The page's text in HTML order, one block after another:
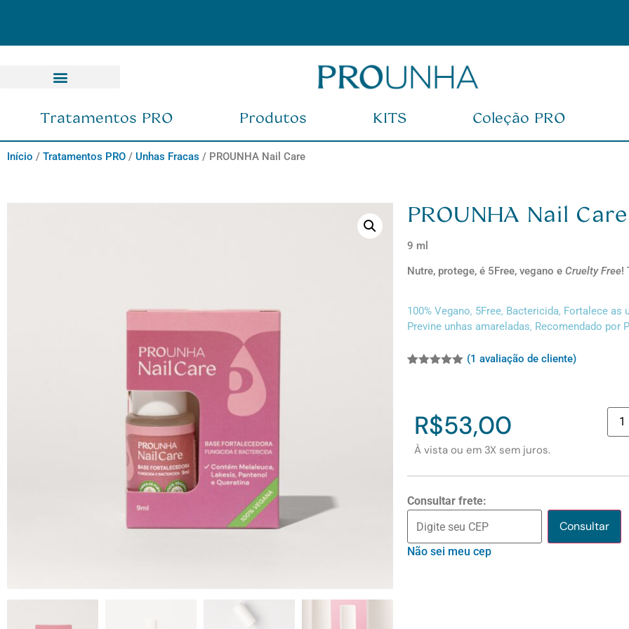
FRETE GRÁTIS nas compras acima de R$ 150,00
Tratamentos PRO Produtos KITS Coleção PRO
Início / Tratamentos PRO / Unhas Fracas / PROUNHA Nail Care
PROUNHA Nail Care
9 ml
Nutre, protege, é 5Free, vegano e Cruelty Free!
100% Vegano, 5Free, Bactericida, Fortalece as
Previne unhas amareladas, Recomendado por
em
avaliação
de cliente
(1 avaliação de cliente)
R$53,00
À vista ou em 3X sem juros.
Consultar frete:
Consultar
Não sei meu cep